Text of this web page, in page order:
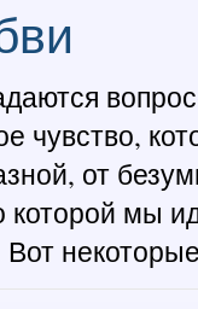
чувство,
от
которой мы
Вот